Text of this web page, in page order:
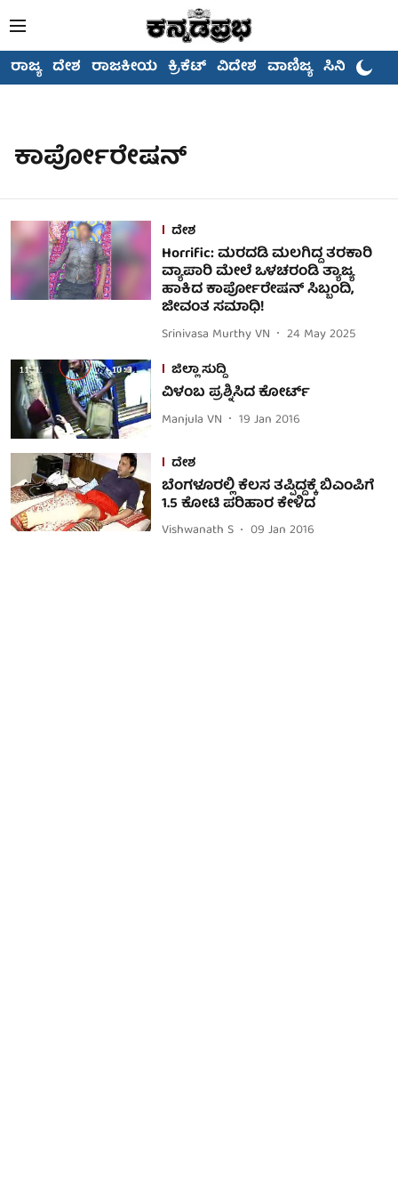
ರಾಜ್ಯ ದೇಶ ರಾಜಕೀಯ ಕ್ರಿಕೆಟ್ ವಿದೇಶ ವಾಣಿಜ್ಯ ಸಿನಿಮಾ
ಕಾರ್ಪೋರೇಷನ್
ದೇಶ
Horrific: ಮರದಡಿ ಮಲಗಿದ್ದ ತರಕಾರಿ
ವ್ಯಾಪಾರಿ ಮೇಲೆ ಒಳಚರಂಡಿ ತ್ಯಾಜ್ಯ
ಹಾಕಿದ ಕಾರ್ಪೋರೇಷನ್ ಸಿಬ್ಬಂದಿ,
ಜೀವಂತ ಸಮಾಧಿ!
Srinivasa Murthy VN
24 May 2025
ಜಿಲ್ಲಾ ಸುದ್ದಿ
ವಿಳಂಬ ಪ್ರಶ್ನಿಸಿದ ಕೋರ್ಟ್
Manjula VN 19 Jan 2016
ದೇಶ
ಬೆಂಗಳೂರಲ್ಲಿ ಕೆಲಸ ತಪ್ಪಿದ್ದಕ್ಕೆ ಬಿಎಂಪಿಗೆ
1.5 ಕೋಟಿ ಪರಿಹಾರ ಕೇಳಿದ
Vishwanath S 09 Jan 2016